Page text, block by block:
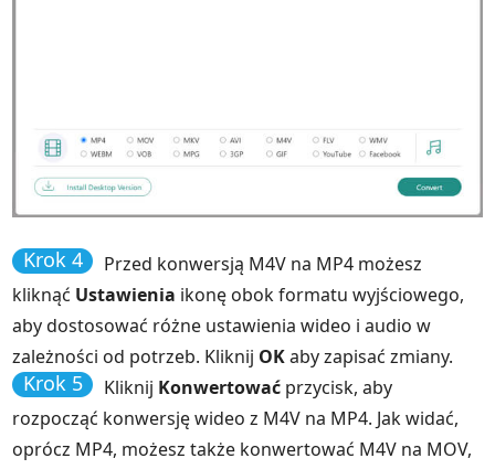
Krok 4
Przed konwersją M4V na MP4 możesz
kliknąć Ustawienia ikonę obok formatu wyjściowego,
aby dostosować różne ustawienia wideo i audio w
zależności od potrzeb. Kliknij OKaby zapisać zmiany.
Krok 5 Kliknij Konwertować przycisk, aby
rozpocząć konwersję wideo z M4V na MP4. Jak widać,
oprócz MP4, możesz także konwertować M4V na MOV,